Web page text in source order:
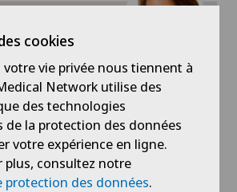
Fuhrmann
cookies
vie privée nous tiennent à
Network utilise des
des technologies
de la protection des données
votre expérience en ligne.
plus, consultez notre
protection des données.